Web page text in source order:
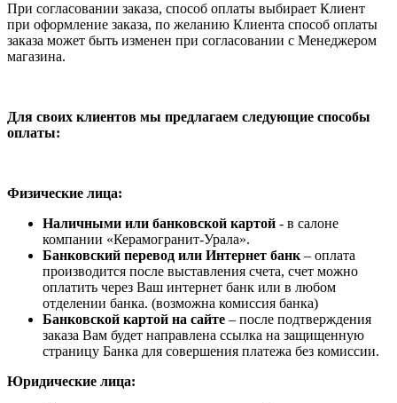
При согласовании заказа, способ оплаты выбирает Клиент
при оформление заказа, по желанию Клиента способ оплаты
заказа может быть изменен при согласовании с Менеджером
магазина.
Для своих клиентов мы предлагаем следующие способы
оплаты:
Физические лица:
Наличными или банковской картой - в салоне
компании «Керамогранит-Урала».
Банковский перевод или Интернет банк – оплата
производится после выставления счета, счет можно
оплатить через Ваш интернет банк или в любом
отделении банка. (возможна комиссия банка)
Банковской картой на сайте – после подтверждения
заказа Вам будет направлена ссылка на защищенную
страницу Банка для совершения платежа без комиссии.
Юридические лица: